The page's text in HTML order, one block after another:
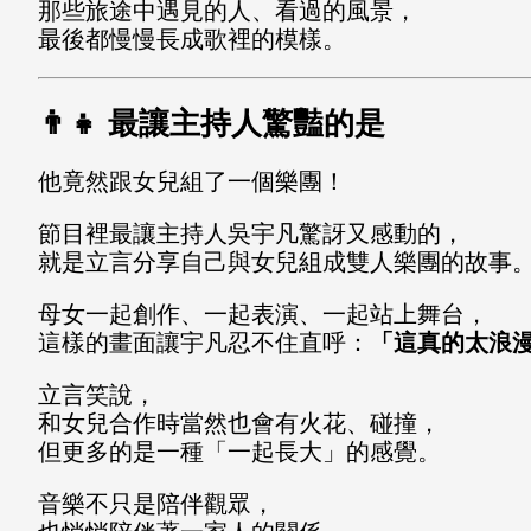
那些旅途中遇見的人、看過的風景，
最後都慢慢長成歌裡的模樣。
👨‍👧 最讓主持人驚豔的是
他竟然跟女兒組了一個樂團！
節目裡最讓主持人吳宇凡驚訝又感動的，
就是立言分享自己與女兒組成雙人樂團的故事。
母女一起創作、一起表演、一起站上舞台，
這樣的畫面讓宇凡忍不住直呼：
「這真的太浪
立言笑說，
和女兒合作時當然也會有火花、碰撞，
但更多的是一種「一起長大」的感覺。
音樂不只是陪伴觀眾，